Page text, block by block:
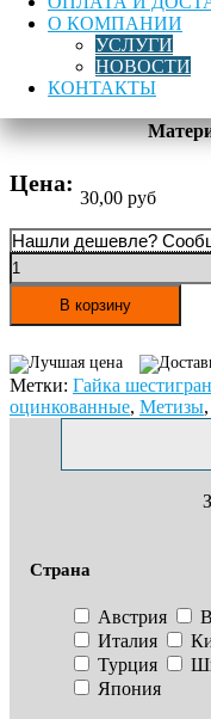
О КОМПАНИИ
УСЛУГИ
НОВОСТИ
КОНТАКТЫ
Класс
Цена:
30,00 руб
Нашли дешевле?
Количество
товара
М20
ГОСТ
5915-
70
В корзину
Лучшая цена
Метки: Гайка
оцинкованные, Метизы,
Страна
Австрия
Италия
Турция
Япония